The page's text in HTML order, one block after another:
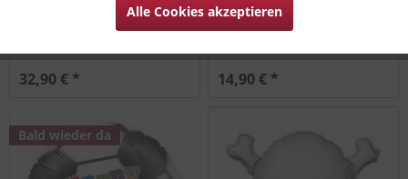
32,90 € *
religiösen Festen, blau
14,90 € *
Bald wieder da
Alle Cookies akzeptieren